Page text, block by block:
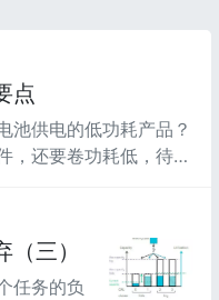
点
池供电的低功耗产品？
，还要卷功耗低，待机
因素之一。低功耗设
于便携式设备（如智能
，低功耗设计能...
三）
任务的负